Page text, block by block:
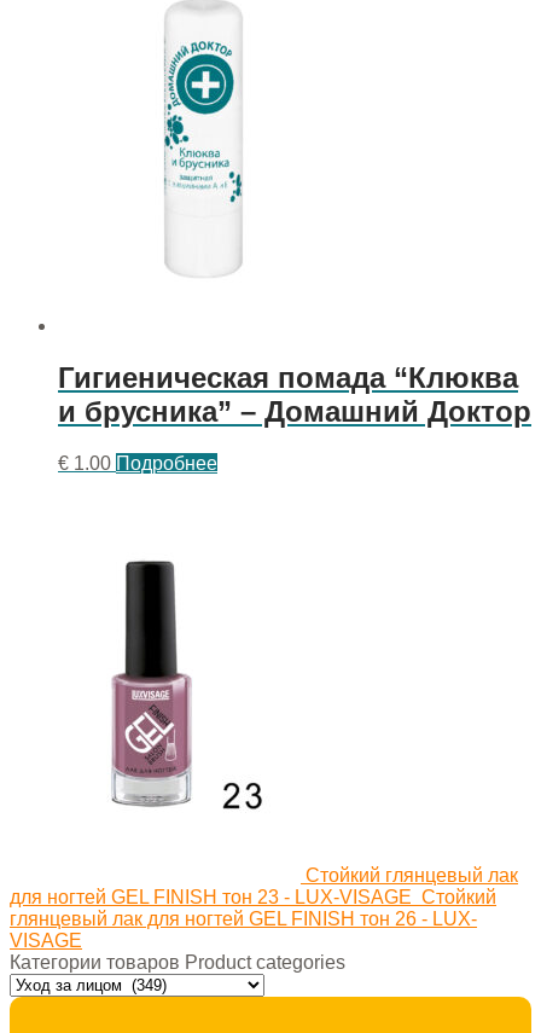
Гигиеническая помада “Клюква
и брусника” – Домашний Доктор
€ 1.00 Подробнее
Стойкий глянцевый лак
для ногтей GEL FINISH тон 23 - LUX-VISAGE Стойкий
глянцевый лак для ногтей GEL FINISH тон 26 - LUX-
VISAGE
Категории товаров Product categories